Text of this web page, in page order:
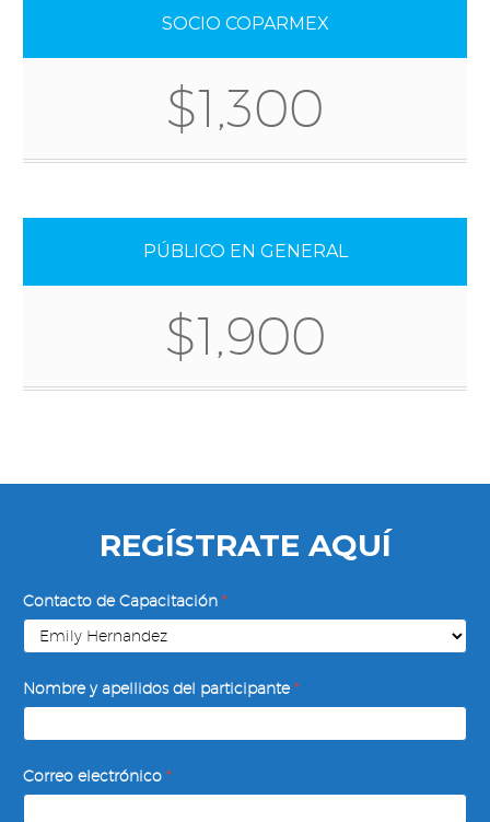
SOCIO COPARMEX
$1,300
PÚBLICO EN GENERAL
$1,900
REGÍSTRATE AQUÍ
Evaluación
del
Desempeño
del
Equipo
de
Trabajo
Contacto de Capacitación *
Nombre y apellidos del participante*
Correo electrónico *